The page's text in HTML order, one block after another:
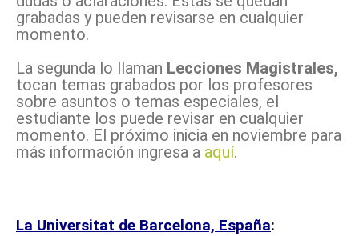
grabadas y pueden revisarse en cualquier
momento.
La segunda lo llaman Lecciones Magistrales,
tocan temas grabados por los profesores
sobre asuntos o temas especiales, el
estudiante los puede revisar en cualquier
momento. El próximo inicia en noviembre para
más información ingresa a aquí.
La Universitat de Barcelona, España: